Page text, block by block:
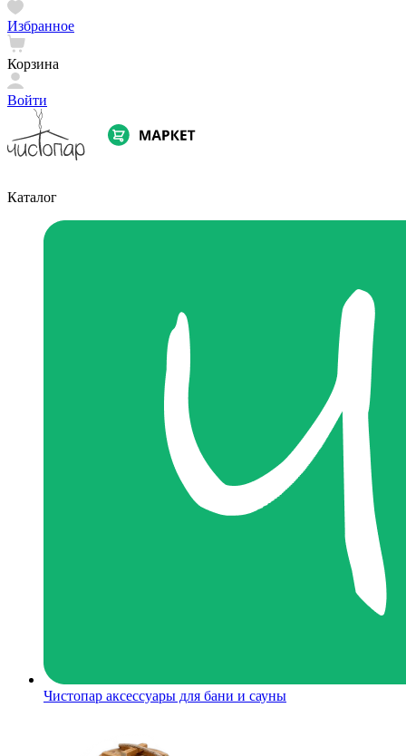
Избранное
Корзина
Войти
Каталог
Чистопар аксессуары для бани и сауны